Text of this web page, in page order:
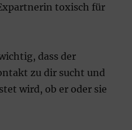
toxisch für
dass der
zu dir sucht und
wird, ob er oder sie